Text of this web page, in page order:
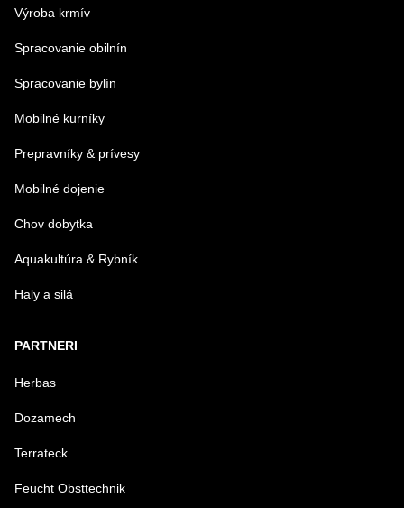
Výroba krmív
Spracovanie obilnín
Spracovanie bylín
Mobilné kurníky
Prepravníky & prívesy
Mobilné dojenie
Chov dobytka
Aquakultúra & Rybník
Haly a silá
PARTNERI
Herbas
Dozamech
Terrateck
Feucht Obsttechnik